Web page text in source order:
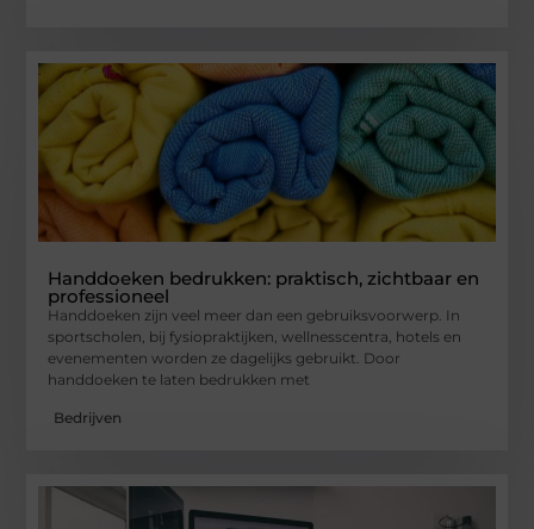
Handdoeken bedrukken: praktisch, zichtbaar en
professioneel
Handdoeken zijn veel meer dan een gebruiksvoorwerp. In
sportscholen, bij fysiopraktijken, wellnesscentra, hotels en
evenementen worden ze dagelijks gebruikt. Door
handdoeken te laten bedrukken met
Bedrijven